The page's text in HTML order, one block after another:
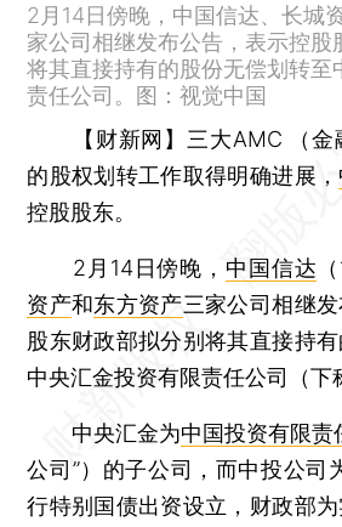
2月14日傍晚，中国信达、长城
家公司相继发布公告，表示控股
将其直接持有的股份无偿划转至
责任公司。图：视觉中国
【财新网】 三大AMC （金
的股权划转工作取得明确进展，
控股股东。
2月14日傍晚， 中国信达
资产和东方资产三家公司相继
股东财政部拟分别将其直接持
中央汇金投资有限责任公司（下
中央汇金为中国投资有限责
公司”）的子公司，而中投公司
行特别国债出资设立，财政部